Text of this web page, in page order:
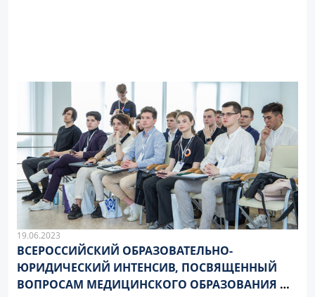
19.06.2023
ВСЕРОССИЙСКИЙ ОБРАЗОВАТЕЛЬНО-
ЮРИДИЧЕСКИЙ ИНТЕНСИВ, ПОСВЯЩЕННЫЙ
ВОПРОСАМ МЕДИЦИНСКОГО ОБРАЗОВАНИЯ И